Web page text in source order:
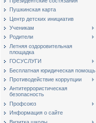
Пушкинская карта
Центр детских инициатив
Ученикам
Родители
Летняя оздоровительная
площадка
ГОСУСЛУГИ
Бесплатная юридическая помощь
Противодействие коррупции
Антитеррористическая
безопасность
Профсоюз
Информация о сайте
Визитка школы